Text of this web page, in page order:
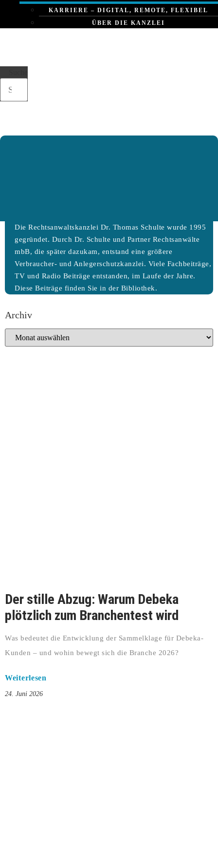
KARRIERE – DIGITAL, REMOTE, FLEXIBEL
ÜBER DIE KANZLEI
Die Rechtsanwaltskanzlei Dr. Thomas Schulte wurde 1995
gegründet. Durch Dr. Schulte und Partner Rechtsanwälte
mbB, die später dazukam, entstand eine größere
Verbraucher- und Anlegerschutzkanzlei. Viele Fachbeiträge,
TV und Radio Beiträge entstanden, im Laufe der Jahre.
Diese Beiträge finden Sie in der Bibliothek.
Archiv
Archiv
Der stille Abzug: Warum Debeka
plötzlich zum Branchentest wird
Was bedeutet die Entwicklung der Sammelklage für Debeka-
Kunden – und wohin bewegt sich die Branche 2026?
Weiterlesen
24. Juni 2026